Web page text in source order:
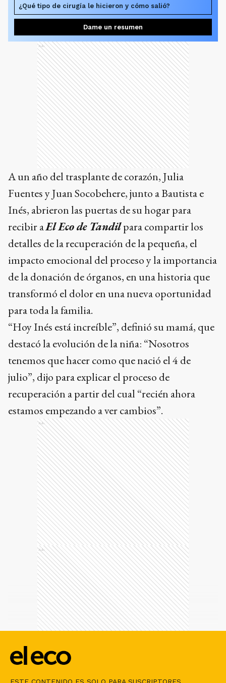
¿Qué tipo de cirugía le hicieron y cómo salió?
Dame un resumen
Ads
A un año del trasplante de corazón, Julia
Fuentes y Juan Socobehere, junto a Bautista e
Inés, abrieron las puertas de su hogar para
recibir aEl Eco de Tandilpara compartir los
detalles de la recuperación de la pequeña, el
impacto emocional del proceso y la importancia
de la donación de órganos, en una historia que
transformó el dolor en una nueva oportunidad
para toda la familia.
“Hoy Inés está increíble”, definió su mamá, que
destacó la evolución de la niña: “Nosotros
tenemos que hacer como que nació el 4 de
julio”, dijo para explicar el proceso de
recuperación a partir del cual “recién ahora
estamos empezando a ver cambios”.
Ads
Ads